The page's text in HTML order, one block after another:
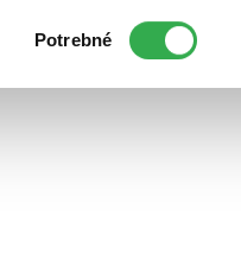
súhlasu
Potrebné